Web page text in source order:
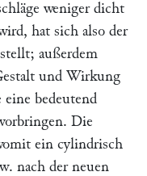
weniger dicht
hat sich also der
außerdem
und Wirkung
bedeutend
Die
ein cylindrisch
nach der neuen